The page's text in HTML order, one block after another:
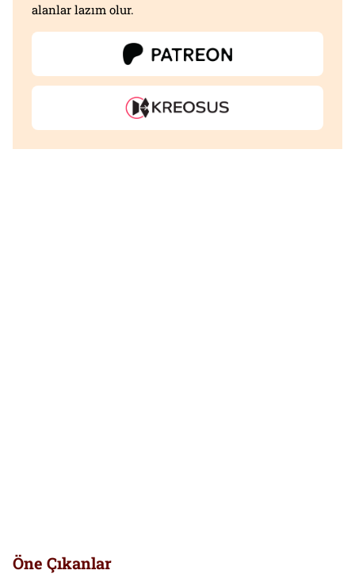
alanlar lazım olur.
Öne Çıkanlar